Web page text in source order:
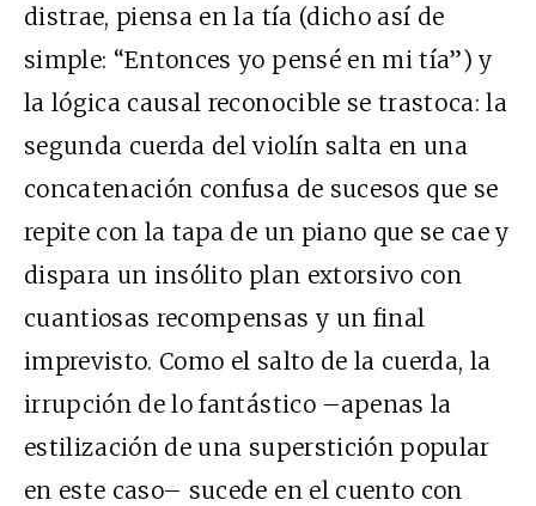
distrae, piensa en la tía (dicho así de
simple: “Entonces yo pensé en mi tía”) y
la lógica causal reconocible se trastoca: la
segunda cuerda del violín salta en una
concatenación confusa de sucesos que se
repite con la tapa de un piano que se cae y
dispara un insólito plan extorsivo con
cuantiosas recompensas y un final
imprevisto. Como el salto de la cuerda, la
irrupción de lo fantástico –apenas la
estilización de una superstición popular
en este caso– sucede en el cuento con